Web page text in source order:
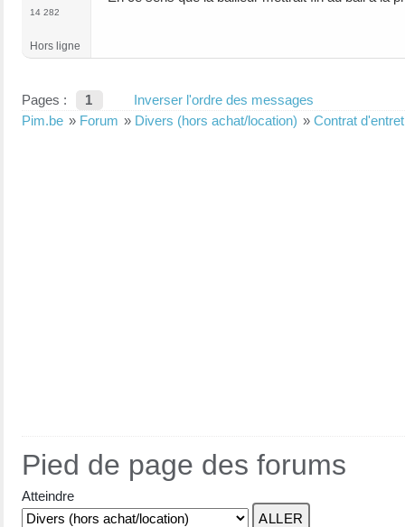
14 282
Hors ligne
Pages : 1
Inverser l'ordre des messages
Pim.be » Forum » Divers (hors achat/location) » Contrat
Pied de page des forums
Atteindre